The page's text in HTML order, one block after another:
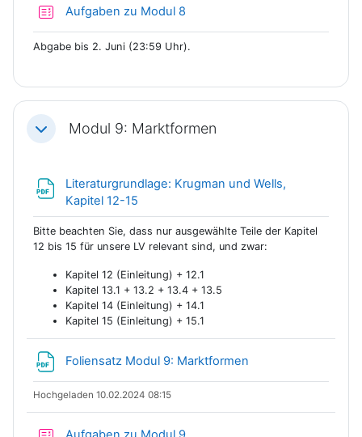
Aufgaben zu Modul 8
Abgabe bis 2. Juni (23:59 Uhr).
EinklappenModul 9: Marktformen
Literaturgrundlage: Krugman und Wells,
Kapitel 12-15
Bitte beachten Sie, dass nur ausgewählte Teile der Kapitel
12 bis 15 für unsere LV relevant sind, und zwar:
Kapitel 12 (Einleitung) + 12.1
Kapitel 13.1 + 13.2 + 13.4 + 13.5
Kapitel 14 (Einleitung) + 14.1
Kapitel 15 (Einleitung) + 15.1
Foliensatz Modul 9: Marktformen
Hochgeladen 10.02.2024 08:15
Test